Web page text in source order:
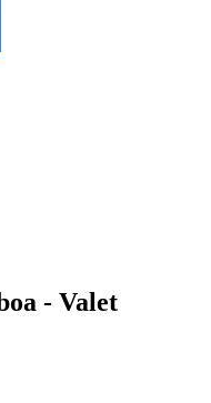
- Valet